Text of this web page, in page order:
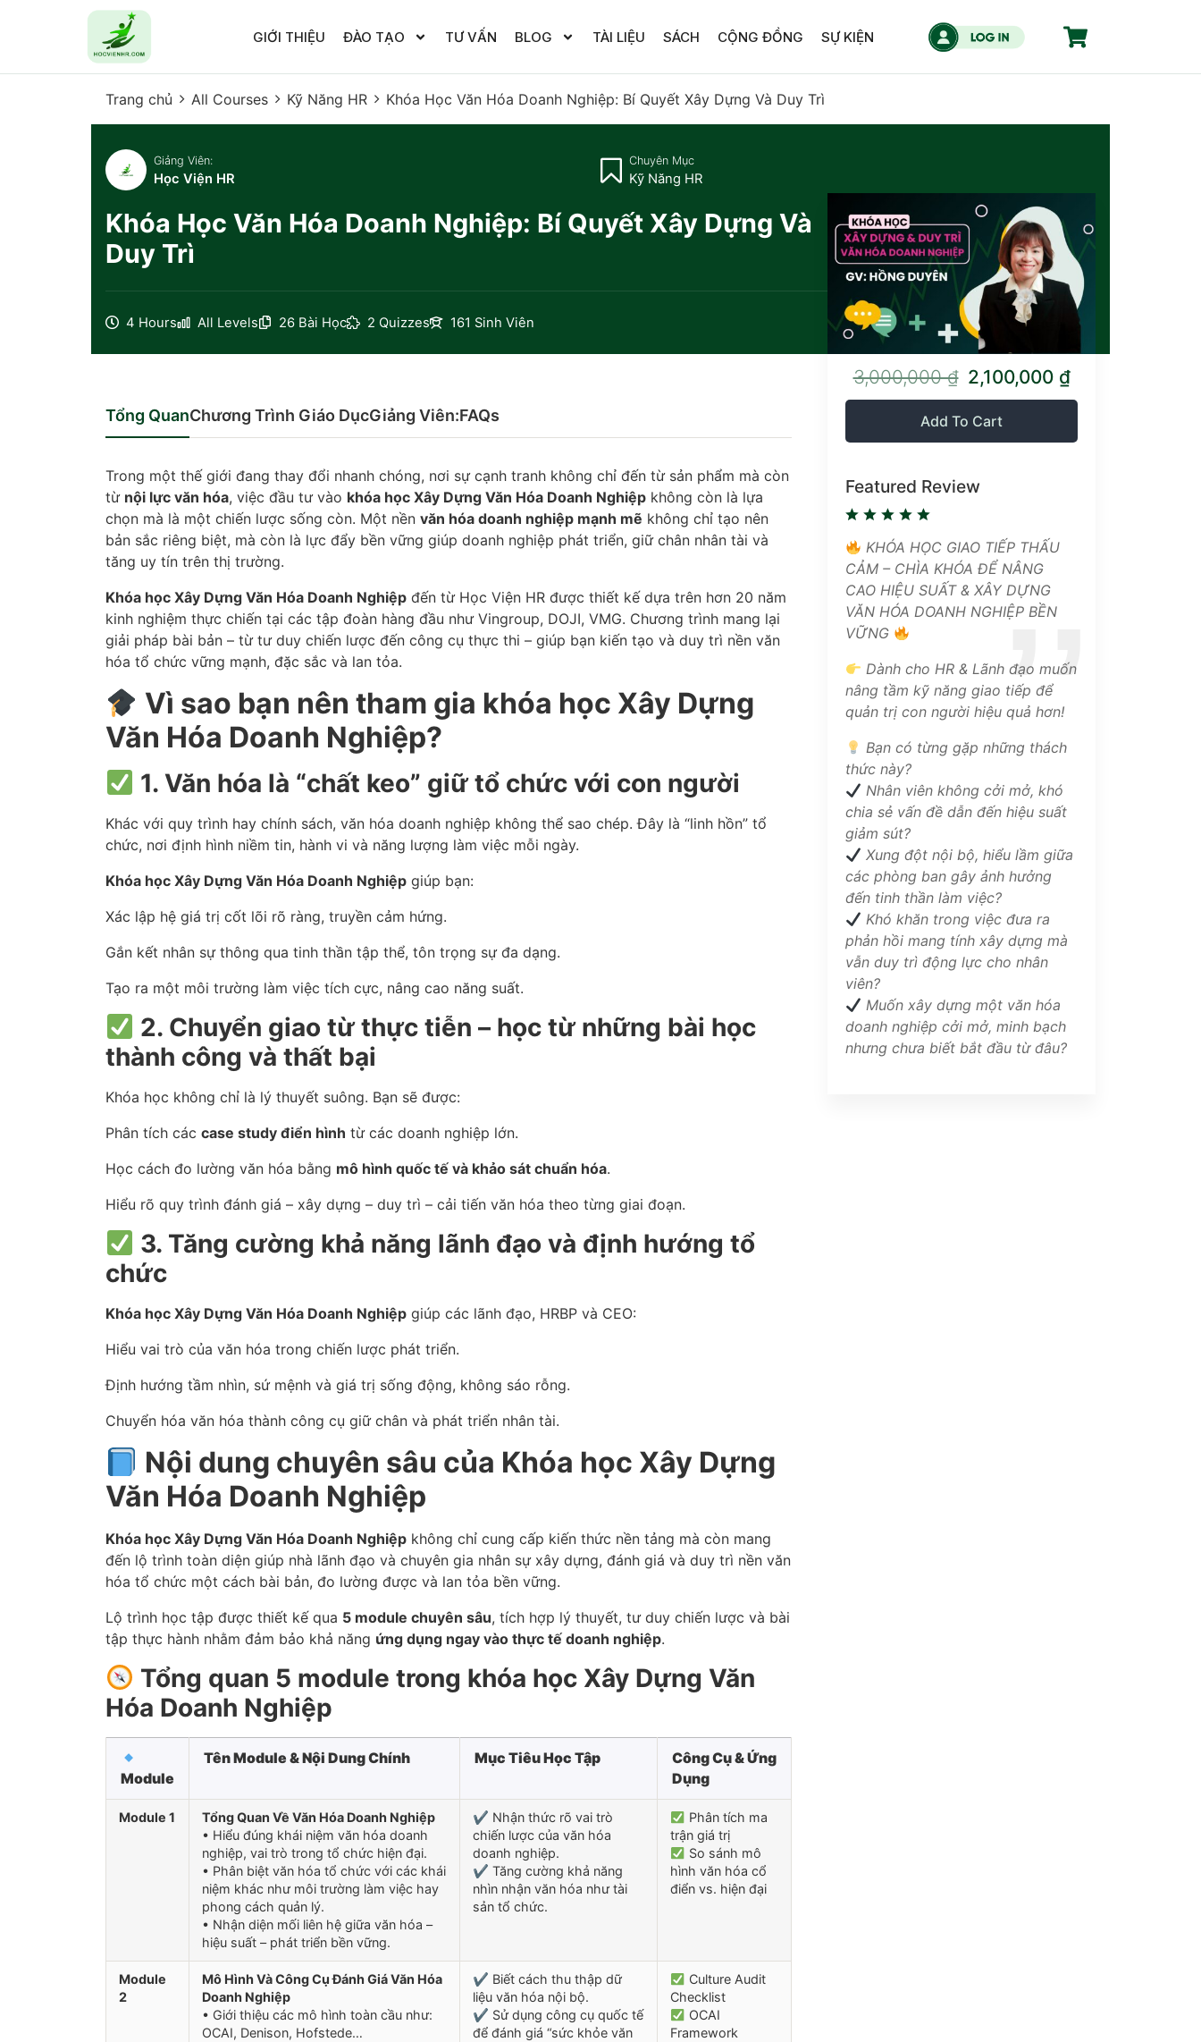
GIỚI THIỆU ĐÀO TẠO TƯ VẤN BLOG TÀI LIỆU SÁCH CỘNG ĐỒNG SỰ KIỆN
Trang chủ All Courses Kỹ Năng HR Khóa Học Văn Hóa Doanh Nghiệp: Bí Quyết Xây Dựng Và Duy Trì
Giảng Viên:
Học Viện HR
Chuyên Mục
Kỹ Năng HR
Khóa Học Văn Hóa Doanh Nghiệp: Bí Quyết Xây Dựng Và
Duy Trì
4 Hours All Levels 26 Bài Học 2 Quizzes 161 Sinh Viên
Tổng QuanChương Trình Giáo DụcGiảng Viên:FAQs
Trong một thế giới đang thay đổi nhanh chóng, nơi sự cạnh tranh không chỉ đến từ sản phẩm mà còn
từ nội lực văn hóa, việc đầu tư vào khóa học Xây Dựng Văn Hóa Doanh Nghiệp không còn là lựa
chọn mà là một chiến lược sống còn. Một nền văn hóa doanh nghiệp mạnh mẽ không chỉ tạo nên
bản sắc riêng biệt, mà còn là lực đẩy bền vững giúp doanh nghiệp phát triển, giữ chân nhân tài và
tăng uy tín trên thị trường.
Khóa học Xây Dựng Văn Hóa Doanh Nghiệp đến từ Học Viện HR được thiết kế dựa trên hơn 20 năm
kinh nghiệm thực chiến tại các tập đoàn hàng đầu như Vingroup, DOJI, VMG. Chương trình mang lại
giải pháp bài bản – từ tư duy chiến lược đến công cụ thực thi – giúp bạn kiến tạo và duy trì nền văn
hóa tổ chức vững mạnh, đặc sắc và lan tỏa.
Vì sao bạn nên tham gia khóa học Xây Dựng
Văn Hóa Doanh Nghiệp?
1. Văn hóa là “chất keo” giữ tổ chức với con người
Khác với quy trình hay chính sách, văn hóa doanh nghiệp không thể sao chép. Đây là “linh hồn” tổ
chức, nơi định hình niềm tin, hành vi và năng lượng làm việc mỗi ngày.
Khóa học Xây Dựng Văn Hóa Doanh Nghiệp giúp bạn:
Xác lập hệ giá trị cốt lõi rõ ràng, truyền cảm hứng.
Gắn kết nhân sự thông qua tinh thần tập thể, tôn trọng sự đa dạng.
Tạo ra một môi trường làm việc tích cực, nâng cao năng suất.
2. Chuyển giao từ thực tiễn – học từ những bài học
thành công và thất bại
Khóa học không chỉ là lý thuyết suông. Bạn sẽ được:
Phân tích các case study điển hình từ các doanh nghiệp lớn.
Học cách đo lường văn hóa bằng mô hình quốc tế và khảo sát chuẩn hóa.
Hiểu rõ quy trình đánh giá – xây dựng – duy trì – cải tiến văn hóa theo từng giai đoạn.
3. Tăng cường khả năng lãnh đạo và định hướng tổ
chức
Khóa học Xây Dựng Văn Hóa Doanh Nghiệp giúp các lãnh đạo, HRBP và CEO:
Hiểu vai trò của văn hóa trong chiến lược phát triển.
Định hướng tầm nhìn, sứ mệnh và giá trị sống động, không sáo rỗng.
Chuyển hóa văn hóa thành công cụ giữ chân và phát triển nhân tài.
Nội dung chuyên sâu của Khóa học Xây Dựng
Văn Hóa Doanh Nghiệp
Khóa học Xây Dựng Văn Hóa Doanh Nghiệp không chỉ cung cấp kiến thức nền tảng mà còn mang
đến lộ trình toàn diện giúp nhà lãnh đạo và chuyên gia nhân sự xây dựng, đánh giá và duy trì nền văn
hóa tổ chức một cách bài bản, đo lường được và lan tỏa bền vững.
Lộ trình học tập được thiết kế qua 5 module chuyên sâu, tích hợp lý thuyết, tư duy chiến lược và bài
tập thực hành nhằm đảm bảo khả năng ứng dụng ngay vào thực tế doanh nghiệp.
Tổng quan 5 module trong khóa học Xây Dựng Văn
Hóa Doanh Nghiệp
Module
Tên Module & Nội Dung Chính Mục Tiêu Học Tập
Công Cụ & Ứng
Dụng
Module 1
Tổng Quan Về Văn Hóa Doanh Nghiệp
• Hiểu đúng khái niệm văn hóa doanh
nghiệp, vai trò trong tổ chức hiện đại.
• Phân biệt văn hóa tổ chức với các khái
niệm khác như môi trường làm việc hay
phong cách quản lý.
• Nhận diện mối liên hệ giữa văn hóa –
hiệu suất – phát triển bền vững.
✔ Nhận thức rõ vai trò
chiến lược của văn hóa
doanh nghiệp.
✔ Tăng cường khả năng
nhìn nhận văn hóa như tài
sản tổ chức.
Phân tích ma
trận giá trị
So sánh mô
hình văn hóa cổ
điển vs. hiện đại
Module
2
Mô Hình Và Công Cụ Đánh Giá Văn Hóa
Doanh Nghiệp
• Giới thiệu các mô hình toàn cầu như:
OCAI, Denison, Hofstede…
✔ Biết cách thu thập dữ
liệu văn hóa nội bộ.
✔ Sử dụng công cụ quốc tế
để đánh giá “sức khỏe văn
Culture Audit
Checklist
OCAI
Framework
3,000,000 ₫ 2,100,000 ₫
Add To Cart
Featured Review
KHÓA HỌC GIAO TIẾP THẤU
CẢM – CHÌA KHÓA ĐỂ NÂNG
CAO HIỆU SUẤT & XÂY DỰNG
VĂN HÓA DOANH NGHIỆP BỀN
VỮNG
Dành cho HR & Lãnh đạo muốn
nâng tầm kỹ năng giao tiếp để
quản trị con người hiệu quả hơn!
Bạn có từng gặp những thách
thức này?
Nhân viên không cởi mở, khó
chia sẻ vấn đề dẫn đến hiệu suất
giảm sút?
Xung đột nội bộ, hiểu lầm giữa
các phòng ban gây ảnh hưởng
đến tinh thần làm việc?
Khó khăn trong việc đưa ra
phản hồi mang tính xây dựng mà
vẫn duy trì động lực cho nhân
viên?
Muốn xây dựng một văn hóa
doanh nghiệp cởi mở, minh bạch
nhưng chưa biết bắt đầu từ đâu?